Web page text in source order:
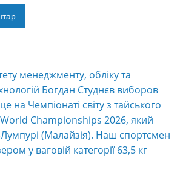
менеджменту, обліку та
Богдан Студнєв виборов
на Чемпіонаті світу з тайського
Championships 2026, який
(Малайзія). Наш спортсмен
у ваговій категорії 63,5 кг